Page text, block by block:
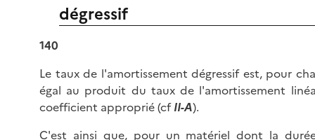
dégressif
140
Le taux de l'amortissement dégressif est, pour
égal au produit du taux de l'amortissement
coefficient approprié (cfII-A).
C'est ainsi que, pour un matériel dont la